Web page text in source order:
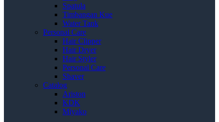
Spatula
Timbangan Kue
Water Tank
Personal Care
Hair Clipper
Hair Dryer
Hair Styler
Personal Care
Shaver
Catalog
Ariston
KDK
Miyako